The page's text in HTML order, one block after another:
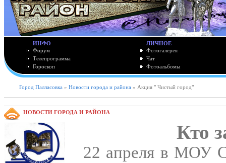
ИНФО
Форум
Телепрограмма
Гороскоп
ЛИЧНОЕ
Фотогалерея
Чат
Фотоальбомы
Город Палласовка » Новости города и района » Акция " Чистый город"
НОВОСТИ ГОРОДА И РАЙОНА
Кто
22 апреля в МОУ